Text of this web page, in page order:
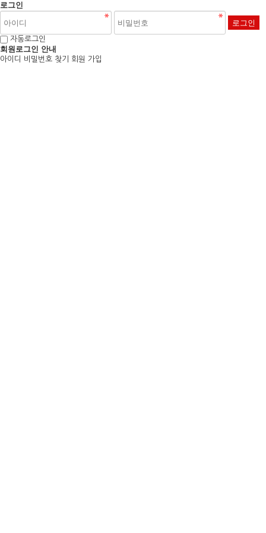
로그인
자동로그인
회원로그인 안내
아이디 비밀번호 찾기 회원 가입